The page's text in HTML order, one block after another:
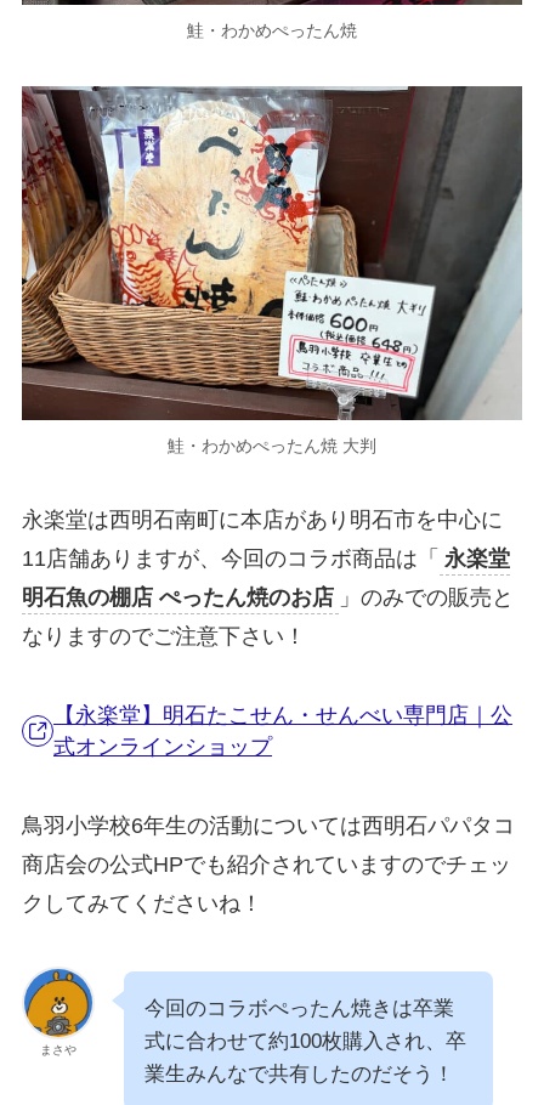
鮭・わかめぺったん焼
鮭・わかめぺったん焼 大判
永楽堂は西明石南町に本店があり明石市を中心に
11店舗ありますが、今回のコラボ商品は「 永楽堂
明石魚の棚店 ぺったん焼のお店 」のみでの販売と
なりますのでご注意下さい！
【永楽堂】明石たこせん・せんべい専門店｜公
式オンラインショップ
鳥羽小学校6年生の活動については西明石パパタコ
商店会の公式HPでも紹介されていますのでチェッ
クしてみてくださいね！
まさや
今回のコラボぺったん焼きは卒業
式に合わせて約100枚購入され、卒
業生みんなで共有したのだそう！